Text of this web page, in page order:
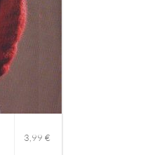
3,99 €